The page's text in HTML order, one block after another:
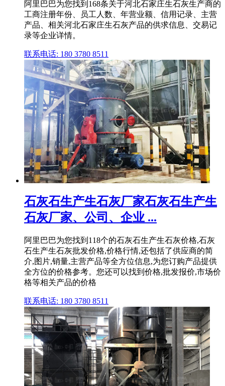
阿里巴巴为您找到168条关于河北石家庄生石灰生产商的
工商注册年份、员工人数、年营业额、信用记录、主营
产品、相关河北石家庄生石灰产品的供求信息、交易记
录等企业详情。
联系电话: 180 3780 8511
石灰石生产生石灰厂家石灰石生产生
石灰厂家、公司、企业 ...
阿里巴巴为您找到118个的石灰石生产生石灰价格,石灰
石生产生石灰批发价格,价格行情,还包括了供应商的简
介,图片,销量,主营产品等全方位信息,为您订购产品提供
全方位的价格参考。您还可以找到价格,批发报价,市场价
格等相关产品的价格
联系电话: 180 3780 8511